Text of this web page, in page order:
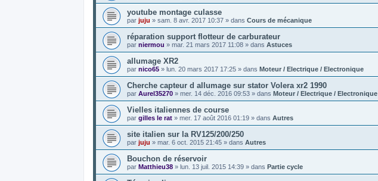
youtube montage culasse
par juju » sam. 8 avr. 2017 10:37 » dans Cours de mécanique
réparation support flotteur de carburateur
par niermou » mar. 21 mars 2017 11:08 » dans Astuces
allumage XR2
par nico65 » lun. 20 mars 2017 17:25 » dans Moteur / Electrique / Electronique
Cherche capteur d allumage sur stator Volera xr2 1990
par Aurel35270 » mer. 14 déc. 2016 09:53 » dans Moteur / Electrique / Electronique
Vielles italiennes de course
par gilles le rat » mer. 17 août 2016 01:19 » dans Autres
site italien sur la RV125/200/250
par juju » mar. 6 oct. 2015 21:45 » dans Autres
Bouchon de réservoir
par Matthieu38 » lun. 13 juil. 2015 14:39 » dans Partie cycle